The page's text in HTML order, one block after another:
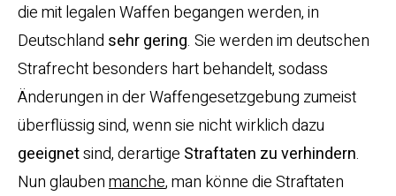
die mit legalen Waffen begangen werden, in
Deutschland sehr gering. Sie werden im deutschen
Strafrecht besonders hart behandelt, sodass
Änderungen in der Waffengesetzgebung zumeist
überflüssig sind, wenn sie nicht wirklich dazu
geeignetsind, derartige Straftaten zu verhindern.
Nun glaubenmanche, man könne die Straftaten